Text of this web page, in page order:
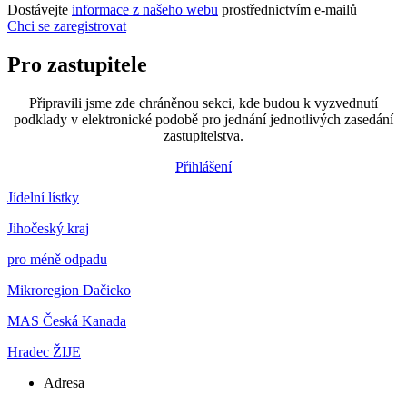
Dostávejte informace z našeho webu prostřednictvím e-mailů
Chci se zaregistrovat
Pro zastupitele
Připravili jsme zde chráněnou sekci, kde budou k vyzvednutí
podklady v elektronické podobě pro jednání jednotlivých zasedání
zastupitelstva.
Přihlášení
Jídelní lístky
Jihočeský kraj
pro méně odpadu
Mikroregion Dačicko
MAS Česká Kanada
Hradec ŽIJE
Adresa